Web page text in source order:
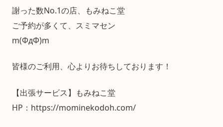
謝った数No.1の店、もみねこ堂
ご予約が多くて、スミマセン
m(ΦдΦ)m
皆様のご利用、心よりお待ちしております！
【出張サービス】もみねこ堂
HP：https://mominekodoh.com/